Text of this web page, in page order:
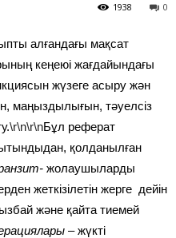
0
1938
алғандағы мақсат
кеңеюі жағдайындағы
жүзеге асыру жән
маңыздылығын, тәуелсіз
\r\n\r\nБұл реферат
қолданылған
жолаушыларды
жеткізілетін жерге дейін
және қайта тиемей
– жүкті